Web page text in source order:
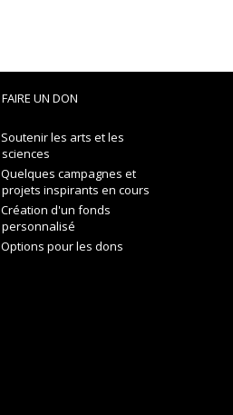
FAIRE UN DON
Soutenir les arts et les
sciences
Quelques campagnes et
projets inspirants en cours
Création d'un fonds
personnalisé
Options pour les dons